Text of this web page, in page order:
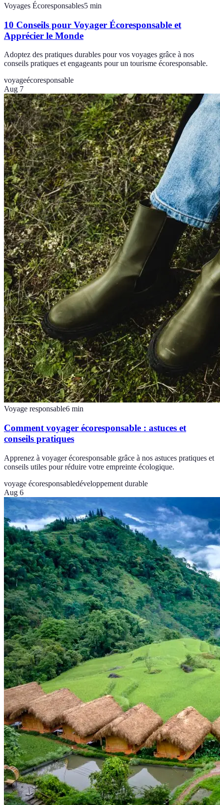
Voyages Écoresponsables5 min
10 Conseils pour Voyager Écoresponsable et
Apprécier le Monde
Adoptez des pratiques durables pour vos voyages grâce à nos
conseils pratiques et engageants pour un tourisme écoresponsable.
voyageécoresponsable
Aug 7
Voyage responsable6 min
Comment voyager écoresponsable : astuces et
conseils pratiques
Apprenez à voyager écoresponsable grâce à nos astuces pratiques et
conseils utiles pour réduire votre empreinte écologique.
voyage écoresponsabledéveloppement durable
Aug 6